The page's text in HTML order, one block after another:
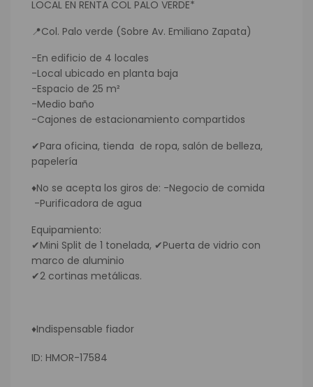
LOCAL EN RENTA COL PALO VERDE*
📍Col. Palo verde (Sobre Av. Emiliano Zapata)
-En edificio de 4 locales
-Local ubicado en planta baja
-Espacio de 25 m²
-Medio baño
-Cajones de estacionamiento compartidos
✔Para oficina, tienda de ropa, salón de belleza,
papelería
♦No se acepta los giros de: -Negocio de comida
-Purificadora de agua
Equipamiento:
✔Mini Split de 1 tonelada, ✔Puerta de vidrio con
marco de aluminio
✔2 cortinas metálicas.
♦Indispensable fiador
ID: HMOR-17584